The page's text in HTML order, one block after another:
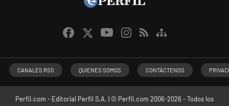
CANALES RSS QUIENES SOMOS CONTÁCTENOS
Perfil.com - Editorial Perfil S.A. | © Perfil.com 2006-2026 - Todos los